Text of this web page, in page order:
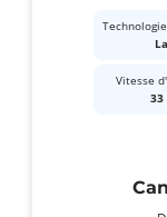
Vitesse
33